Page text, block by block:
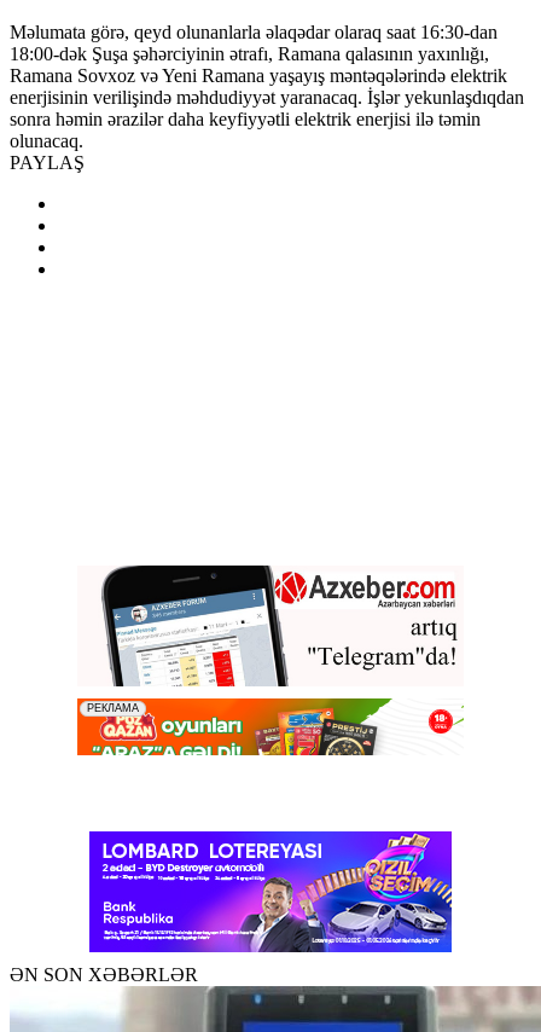
Məlumata görə, qeyd olunanlarla əlaqədar olaraq saat 16:30-dan
18:00-dək Şuşa şəhərciyinin ətrafı, Ramana qalasının yaxınlığı,
Ramana Sovxoz və Yeni Ramana yaşayış məntəqələrində elektrik
enerjisinin verilişində məhdudiyyət yaranacaq. İşlər yekunlaşdıqdan
sonra həmin ərazilər daha keyfiyyətli elektrik enerjisi ilə təmin
olunacaq.
PAYLAŞ
ƏN SON XƏBƏRLƏR